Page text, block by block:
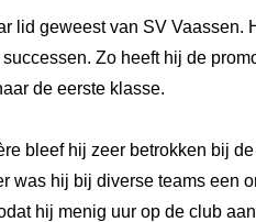
lid geweest van SV
Zo heeft hij de
de eerste klasse.
bleef hij zeer betrokken bij
was hij bij diverse teams een
hij menig uur op de club